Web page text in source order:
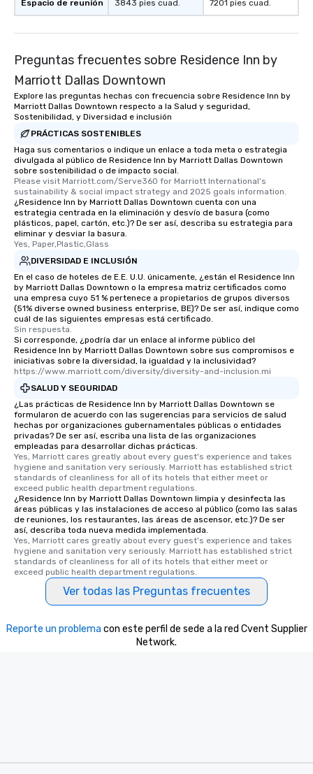
Smacking Foodie
group members
restaurant or being
What’s more, your
from the restaurant
be printed featuring
which can be an
as well as an event
for groups that desire
experience, we can
Memorable
Smacking Foodie
remember. Our one-
are special, from the
last. It’s an
will reminisce about
leave. Location, Location, Location
One of the best
convenient and
experience is
restaurants are within
walking distance of
short stroll allows
networking
heading to the next
Our tours offer an
Different Types of
Espacio de reunión 3843 pies cuad. 7201 pies cuad.
Preguntas frecuentes sobre Residence Inn by
Marriott Dallas Downtown
Explore las preguntas hechas con frecuencia sobre Residence Inn by
Marriott Dallas Downtown respecto a la Salud y seguridad,
Sostenibilidad, y Diversidad e inclusión
PRÁCTICAS SOSTENIBLES
Haga sus comentarios o indique un enlace a toda meta o estrategia
divulgada al público de Residence Inn by Marriott Dallas Downtown
sobre sostenibilidad o de impacto social.
Please visit Marriott.com/Serve360 for Marriott International's
sustainability & social impact strategy and 2025 goals information.
¿Residence Inn by Marriott Dallas Downtown cuenta con una
estrategia centrada en la eliminación y desvío de basura (como
plásticos, papel, cartón, etc.)? De ser así, describa su estrategia para
eliminar y desviar la basura.
Yes, Paper,Plastic,Glass
DIVERSIDAD E INCLUSIÓN
En el caso de hoteles de E.E. U.U. únicamente, ¿están el Residence Inn
by Marriott Dallas Downtown o la empresa matriz certificados como
una empresa cuyo 51 % pertenece a propietarios de grupos diversos
(51% diverse owned business enterprise, BE)? De ser así, indique como
cuál de las siguientes empresas está certificado.
Sin respuesta.
Si corresponde, ¿podría dar un enlace al informe público del
Residence Inn by Marriott Dallas Downtown sobre sus compromisos e
iniciativas sobre la diversidad, la igualdad y la inclusividad?
https://www.marriott.com/diversity/diversity-and-inclusion.mi
SALUD Y SEGURIDAD
¿Las prácticas de Residence Inn by Marriott Dallas Downtown se
formularon de acuerdo con las sugerencias para servicios de salud
hechas por organizaciones gubernamentales públicas o entidades
privadas? De ser así, escriba una lista de las organizaciones
empleadas para desarrollar dichas prácticas.
Yes, Marriott cares greatly about every guest's experience and takes
hygiene and sanitation very seriously. Marriott has established strict
standards of cleanliness for all of its hotels that either meet or
exceed public health department regulations.
¿Residence Inn by Marriott Dallas Downtown limpia y desinfecta las
áreas públicas y las instalaciones de acceso al público (como las salas
de reuniones, los restaurantes, las áreas de ascensor, etc.)? De ser
así, describa toda nueva medida implementada.
Yes, Marriott cares greatly about every guest's experience and takes
hygiene and sanitation very seriously. Marriott has established strict
standards of cleanliness for all of its hotels that either meet or
exceed public health department regulations.
Ver todas las Preguntas frecuentes
Reporte un problema con este perfil de sede a la red Cvent Supplier
Network.